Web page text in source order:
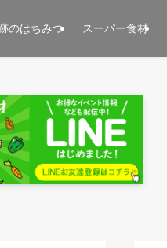
のはちみつ スーパー食材